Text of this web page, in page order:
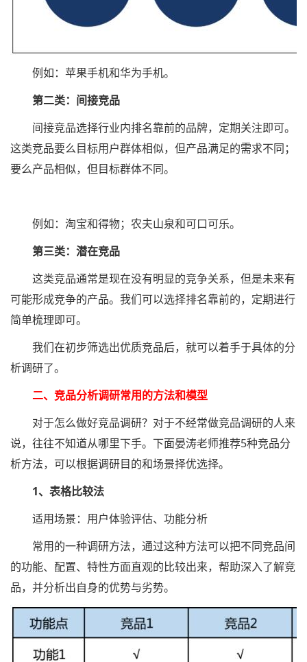
例如：苹果手机和华为手机。
第二类：间接竞品
间接竞品选择行业内排名靠前的品牌，定期关注即可。
这类竞品要么目标用户群体相似，但产品满足的需求不同；
要么产品相似，但目标群体不同。
例如：淘宝和得物；农夫山泉和可口可乐。
第三类：潜在竞品
这类竞品通常是现在没有明显的竞争关系，但是未来有
可能形成竞争的产品。我们可以选择排名靠前的，定期进行
简单梳理即可。
我们在初步筛选出优质竞品后，就可以着手于具体的分
析调研了。
二、竞品分析调研常用的方法和模型
对于怎么做好竞品调研？对于不经常做竞品调研的人来
说，往往不知道从哪里下手。下面晏涛老师推荐5种竞品分
析方法，可以根据调研目的和场景择优选择。
1、表格比较法
适用场景：用户体验评估、功能分析
常用的一种调研方法，通过这种方法可以把不同竞品间
的功能、配置、特性方面直观的比较出来，帮助深入了解竞
品，并分析出自身的优势与劣势。